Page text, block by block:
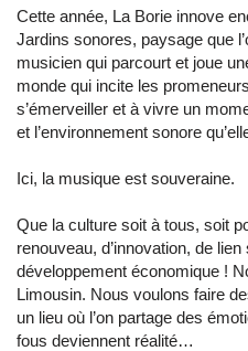
Cette année, La Borie innove
Jardins sonores, paysage que
musicien qui parcourt et joue
monde qui incite les
s’émerveiller et à vivre un
et l’environnement sonore
Ici, la musique est souveraine.
Que la culture soit à tous, soit
renouveau, d’innovation, de
développement économique !
Limousin. Nous voulons faire
un lieu où l’on partage des
fous deviennent réalité…